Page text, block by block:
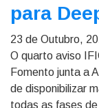
para
23 de Outubro,
O quarto aviso
Fomento junta a
de disponibilizar
todas as fases